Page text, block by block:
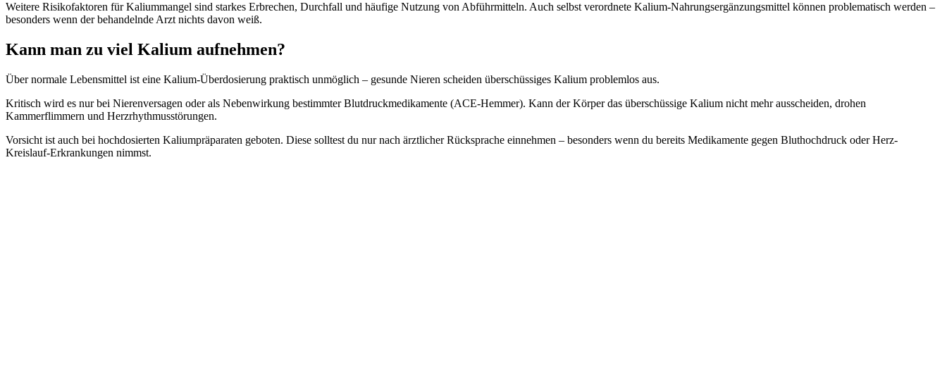
Weitere Risikofaktoren für Kaliummangel sind starkes Erbrechen, Durchfall und häufige Nutzung von Abführmitteln. Auch selbst verordnete Kalium-Nahrungsergänzungsmittel können problematisch werden –
besonders wenn der behandelnde Arzt nichts davon weiß.
Kann man zu viel Kalium aufnehmen?
Über normale Lebensmittel ist eine Kalium-Überdosierung praktisch unmöglich – gesunde Nieren scheiden überschüssiges Kalium problemlos aus.
Kritisch wird es nur bei Nierenversagen oder als Nebenwirkung bestimmter Blutdruckmedikamente (ACE-Hemmer). Kann der Körper das überschüssige Kalium nicht mehr ausscheiden, drohen
Kammerflimmern und Herzrhythmusstörungen.
Vorsicht ist auch bei hochdosierten Kaliumpräparaten geboten. Diese solltest du nur nach ärztlicher Rücksprache einnehmen – besonders wenn du bereits Medikamente gegen Bluthochdruck oder Herz-
Kreislauf-Erkrankungen nimmst.